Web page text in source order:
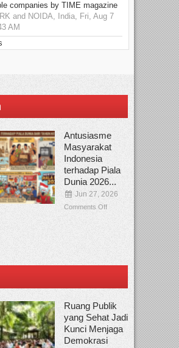
companies by TIME magazine
and NOIDA, India, Fri, Aug 7
AM
Antusiasme
Masyarakat
Indonesia
terhadap Piala
Dunia 2026...
Jun 27, 2026
Comments Off
Ruang Publik
yang Sehat Jadi
Kunci Menjaga
Demokrasi